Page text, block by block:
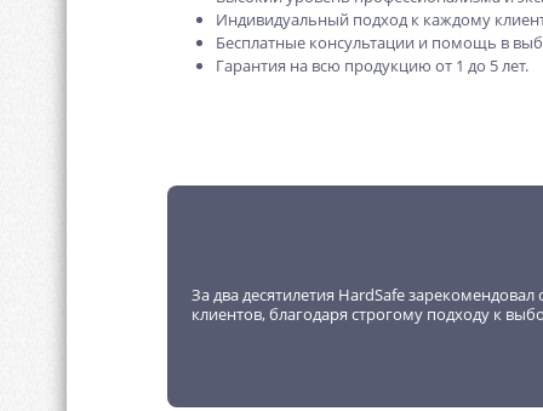
Индивидуальный подход к каждому
Бесплатные консультации и помощь в
Гарантия на всю продукцию от 1 до 5 лет.
За два десятилетия HardSafe
клиентов, благодаря строгому подходу к